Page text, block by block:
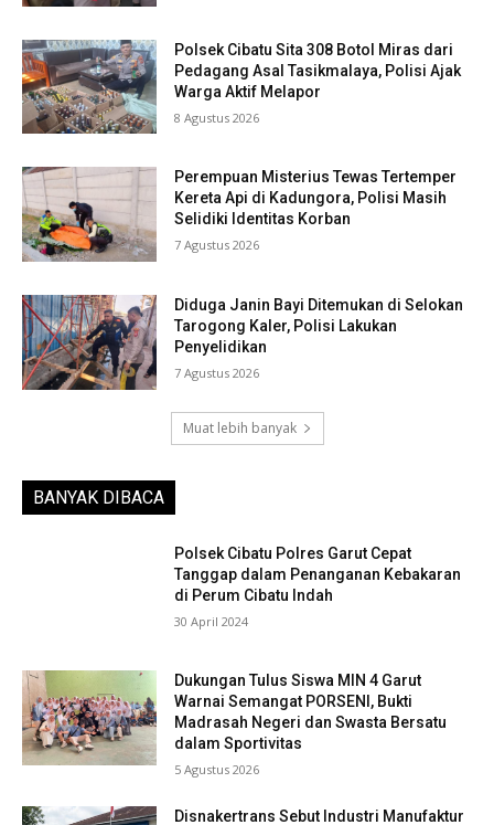
Polsek Cibatu Sita 308 Botol Miras dari
Pedagang Asal Tasikmalaya, Polisi Ajak
Warga Aktif Melapor
8 Agustus 2026
Perempuan Misterius Tewas Tertemper
Kereta Api di Kadungora, Polisi Masih
Selidiki Identitas Korban
7 Agustus 2026
Diduga Janin Bayi Ditemukan di Selokan
Tarogong Kaler, Polisi Lakukan
Penyelidikan
7 Agustus 2026
Muat lebih banyak
BANYAK DIBACA
Polsek Cibatu Polres Garut Cepat
Tanggap dalam Penanganan Kebakaran
di Perum Cibatu Indah
30 April 2024
Dukungan Tulus Siswa MIN 4 Garut
Warnai Semangat PORSENI, Bukti
Madrasah Negeri dan Swasta Bersatu
dalam Sportivitas
5 Agustus 2026
Disnakertrans Sebut Industri Manufaktur